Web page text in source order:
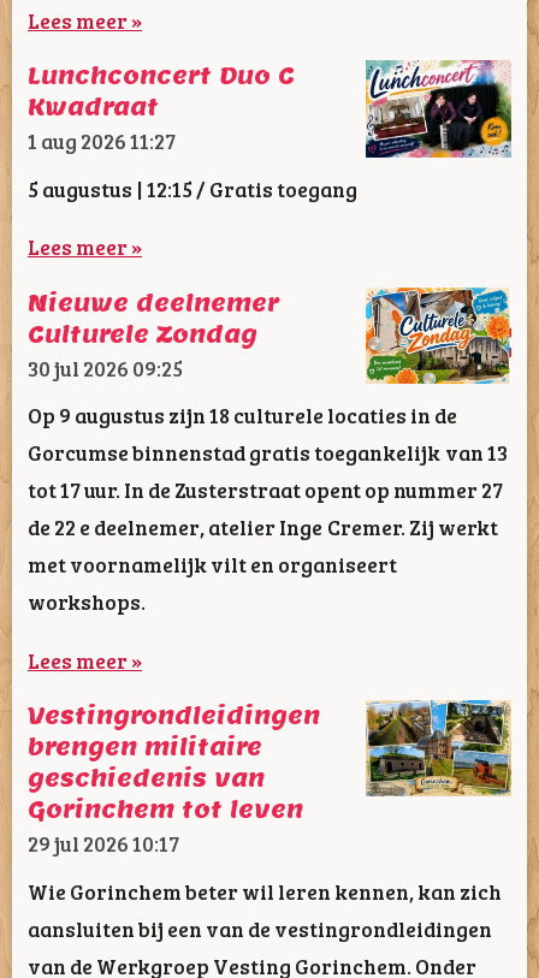
Lees meer »
Lunchconcert Duo C
Kwadraat
1 aug 202611:27
5 augustus | 12:15 / Gratis toegang
Lees meer »
Nieuwe deelnemer
Culturele Zondag
30 jul 2026 09:25
Op 9 augustus zijn 18 culturele locaties in de
Gorcumse binnenstad gratis toegankelijk van 13
tot 17 uur. In de Zusterstraat opent op nummer 27
de 22 e deelnemer, atelier Inge Cremer. Zij werkt
met voornamelijk vilt en organiseert
workshops.
Lees meer »
Vestingrondleidingen
brengen militaire
geschiedenis van
Gorinchem tot leven
29 jul 202610:17
Wie Gorinchem beter wil leren kennen, kan zich
aansluiten bij een van de vestingrondleidingen
van de Werkgroep Vesting Gorinchem. Onder